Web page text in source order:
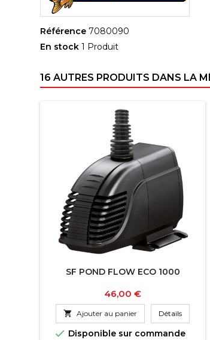
Référence 7080090
En stock 1 Produit
16 AUTRES PRODUITS DANS LA
SF POND FLOW ECO 1000
Prix
46,00 €
 Ajouter au panier Détails
 Disponible sur commande